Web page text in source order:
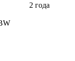
2 года